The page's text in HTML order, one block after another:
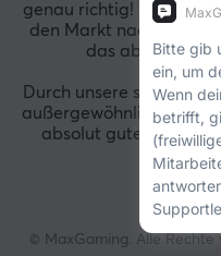
genau richtig! Bei
den Markt nach den
das absolut
Durch unsere sicheren
außergewöhnlich guten
absolut gutes
© MaxGaming. Alle Rechte